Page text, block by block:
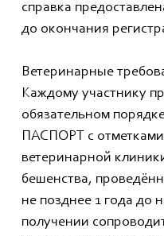
справка
до окончания
Ветеринарные
Каждому участнику
обязательном
ПАСПОРТ с отметками
ветеринарной
бешенства,
не позднее 1 года до
получении